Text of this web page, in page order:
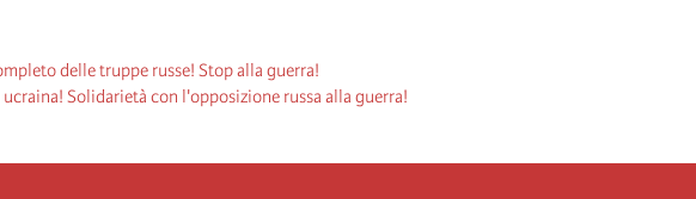
delle truppe russe! Stop alla guerra!
Solidarietà con l'opposizione russa alla guerra!